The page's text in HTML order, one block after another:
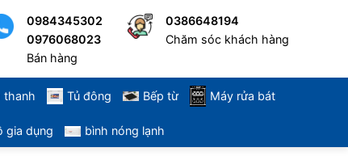
0984345302
0976068023
Bán hàng
0386648194
Chăm sóc khách hàng
thanh Tủ đông Bếp từ Máy rửa bát
gia dụng bình nóng lạnh